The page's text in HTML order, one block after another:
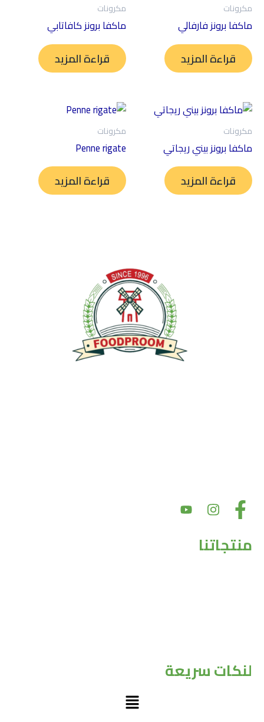
مكرونات
ماكفا برونز فارفالي
قراءة المزيد
مكرونات
ماكفا برونز كافاتابي
قراءة المزيد
مكرونات
ماكفا برونز بيني ريجاتي
قراءة المزيد
مكرونات
Penne rigate
قراءة المزيد
منتجاتنا
لنكات سريعة
Menu